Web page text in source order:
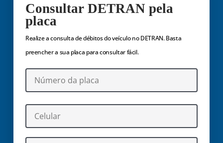
Consultar DETRAN pela
placa
Realize a consulta de débitos do veículo no DETRAN. Basta
preencher a sua placa para consultar fácil.